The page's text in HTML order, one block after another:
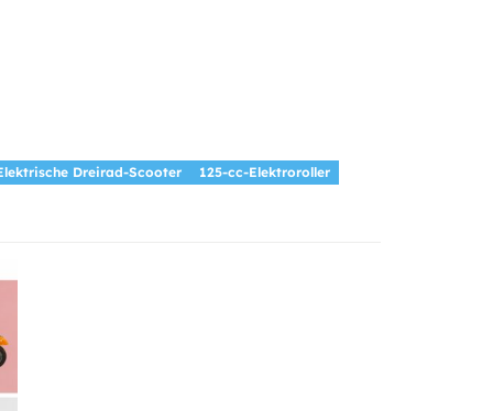
Dreirad-Scooter 125-cc-Elektroroller